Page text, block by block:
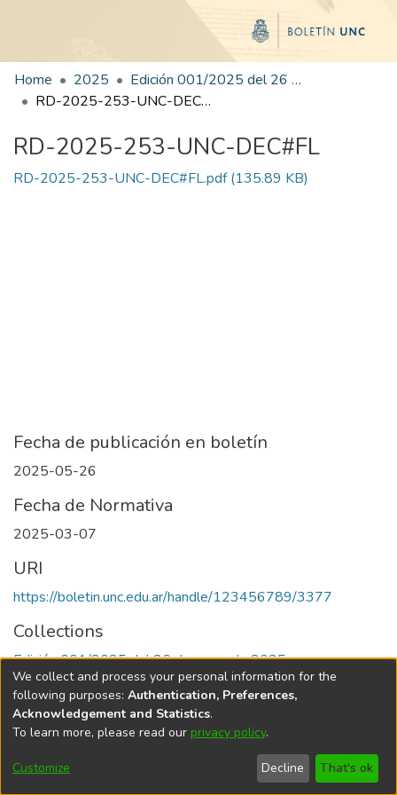
Home 2025
Edición 001/2025 del 26 de mayo de 2025
RD-2025-253-UNC-DEC#FL
RD-2025-253-UNC-DEC#FL
RD-2025-253-UNC-DEC#FL.pdf(135.89 KB)
Fecha de publicación en boletín
2025-05-26
Fecha de Normativa
2025-03-07
URI
https://boletin.unc.edu.ar/handle/123456789/3377
Collections
Edición 001/2025 del 26 de mayo de 2025
Universidad Nacional de Córdoba
We collect and process your personal information for the
following purposes: Authentication, Preferences,
Acknowledgement and Statistics.
To learn more, please read our privacy policy.
Customize Decline That's ok